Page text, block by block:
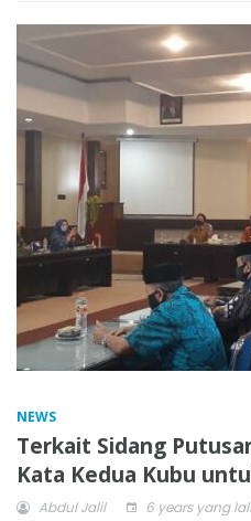
NEWS
Terkait Sidang
Kata Kedua Kubu
Abdul Jalil 6 years yang